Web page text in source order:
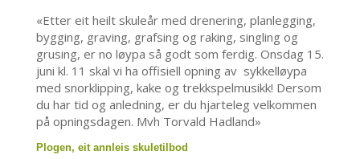
«Etter eit heilt skuleår med drenering, planlegging,
bygging, graving, grafsing og raking, singling og
grusing, er no løypa så godt som ferdig. Onsdag 15.
juni kl. 11 skal vi ha offisiell opning av sykkelløypa
med snorklipping, kake og trekkspelmusikk! Dersom
du har tid og anledning, er du hjarteleg velkommen
på opningsdagen. Mvh Torvald Hadland»
Plogen, eit annleis skuletilbod